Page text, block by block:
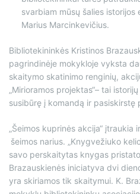
svarbiam mūsų šalies istorijos
Marius Marcinkevičius.
Bibliotekininkės Kristinos
pagrindinėje mokykloje vyksta
skaitymo skatinimo renginių,
„Mirioramos projektas“– tai
susibūrę į komandą ir pasiskirstę
„Šeimos kuprinės akcija“ įtraukia
šeimos narius. „Knygvežiuko
savo perskaitytas knygas
Brazauskienės iniciatyva dvi
yra skiriamos tik skaitymui. K.